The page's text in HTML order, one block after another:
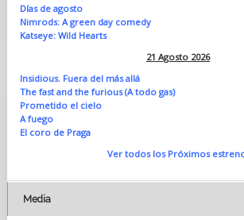
Días de agosto
Nimrods: A green day comedy
Katseye: Wild Hearts
21 Agosto 2026
Insidious. Fuera del más allá
The fast and the furious (A todo gas)
Prometido el cielo
A fuego
El coro de Praga
Ver todos los Próximos
Media